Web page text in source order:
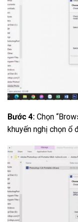
Bước 4: Chọn
khuyến nghị chọn ổ